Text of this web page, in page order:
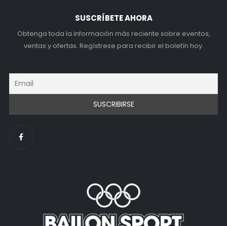
SUSCRÍBETE AHORA
Obtenga toda la información más reciente sobre eventos,
ventas y ofertas. Regístrese para recibir el boletín hoy.